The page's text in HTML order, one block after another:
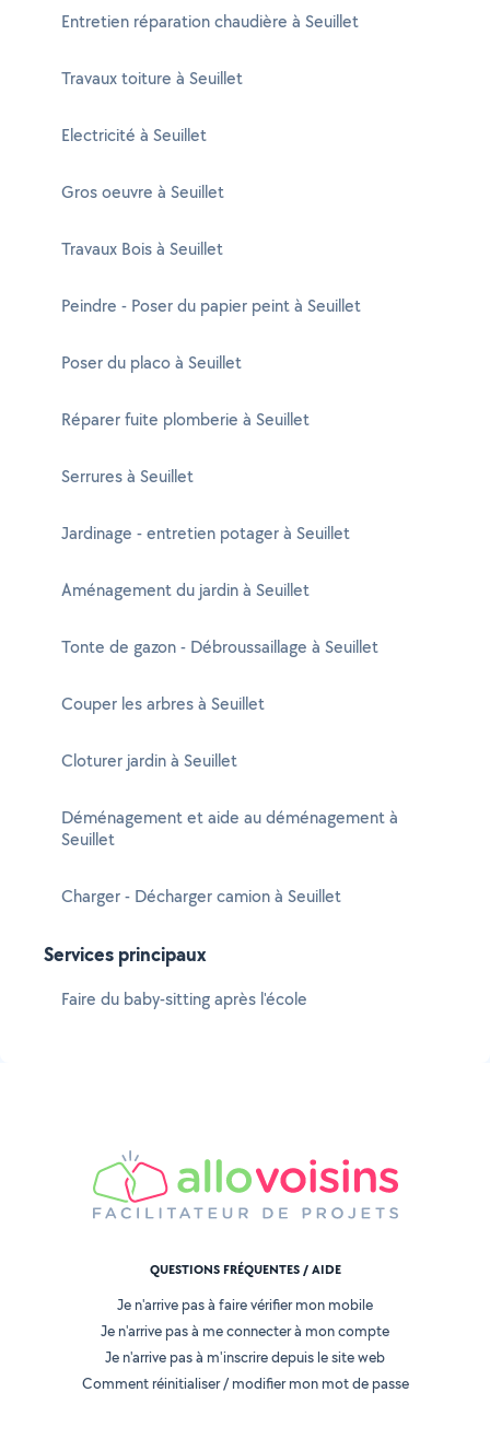
Entretien réparation chaudière à Seuillet
Travaux toiture à Seuillet
Electricité à Seuillet
Gros oeuvre à Seuillet
Travaux Bois à Seuillet
Peindre - Poser du papier peint à Seuillet
Poser du placo à Seuillet
Réparer fuite plomberie à Seuillet
Serrures à Seuillet
Jardinage - entretien potager à Seuillet
Aménagement du jardin à Seuillet
Tonte de gazon - Débroussaillage à Seuillet
Couper les arbres à Seuillet
Cloturer jardin à Seuillet
Déménagement et aide au déménagement à
Seuillet
Charger - Décharger camion à Seuillet
Services principaux
Faire du baby-sitting après l'école
QUESTIONS FRÉQUENTES / AIDE
Je n'arrive pas à faire vérifier mon mobile
Je n'arrive pas à me connecter à mon compte
Je n'arrive pas à m'inscrire depuis le site web
Comment réinitialiser / modifier mon mot de passe